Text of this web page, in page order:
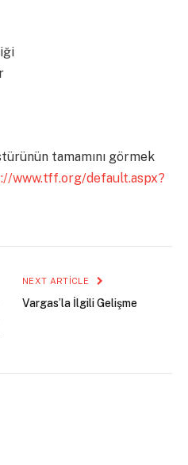
tamamını görmek
www.tff.org/default.aspx?
NEXT ARTICLE
Vargas’la İlgili Gelişme